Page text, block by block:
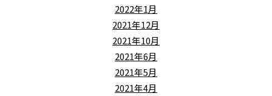
2022年1月
2021年12月
2021年10月
2021年6月
2021年5月
2021年4月